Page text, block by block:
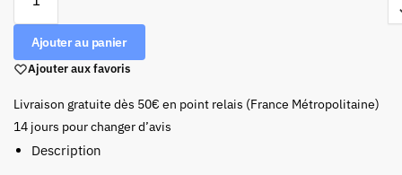
Ajouter au panier
Ajouter aux favoris
Livraison gratuite dès 50€ en point relais (France Métropolitaine)
14 jours pour changer d’avis
Description